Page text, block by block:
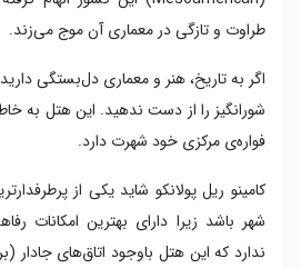
طراوت و تازگی در معماری آن موج می‌زند.
اگر به تاریخ، هنر و معماری دل‌بستگی
شورانگیز را از دست ندهید. این هتل به
فواره‌ی مرکزی خود شهرت دارد.
کامینو ریل پولانکو شاید یکی از
شهر باشد زیرا دارای بهترین امکانات
ندارد که این هتل باوجود اتاق‌های جادار